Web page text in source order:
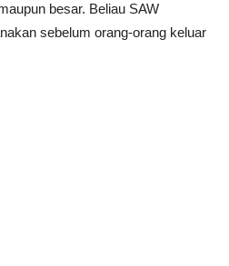
besar. Beliau SAW
sebelum orang-orang keluar